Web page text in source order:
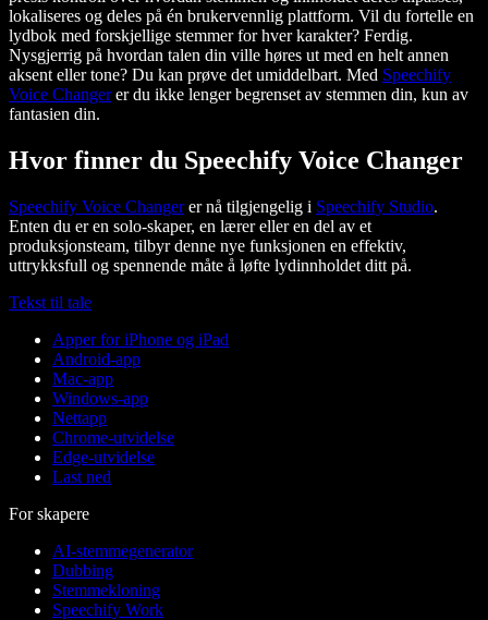
lokaliseres og deles på én brukervennlig plattform. Vil du fortelle en
lydbok med forskjellige stemmer for hver karakter? Ferdig.
Nysgjerrig på hvordan talen din ville høres ut med en helt annen
aksent eller tone? Du kan prøve det umiddelbart. Med Speechify
Voice Changerer du ikke lenger begrenset av stemmen din, kun av
fantasien din.
Hvor finner du Speechify Voice Changer
Speechify Voice Changerer nå tilgjengelig i Speechify Studio.
Enten du er en solo-skaper, en lærer eller en del av et
produksjonsteam, tilbyr denne nye funksjonen en effektiv,
uttrykksfull og spennende måte å løfte lydinnholdet ditt på.
Tekst til tale
Apper for iPhone og iPad
Android-app
Mac-app
Windows-app
Nettapp
Chrome-utvidelse
Edge-utvidelse
Last ned
For skapere
AI-stemmegenerator
Dubbing
Stemmekloning
Speechify Work